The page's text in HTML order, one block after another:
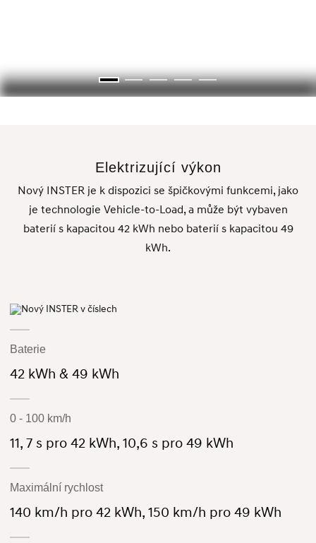
Elektrizující výkon
Nový INSTER je k dispozici se špičkovými funkcemi, jako
je technologie Vehicle-to-Load, a může být vybaven
baterií s kapacitou 42 kWh nebo baterií s kapacitou 49
kWh.
Baterie
42 kWh & 49 kWh
0 - 100 km/h
11, 7 s pro 42 kWh, 10,6 s pro 49 kWh
Maximální rychlost
140 km/h pro 42 kWh, 150 km/h pro 49 kWh